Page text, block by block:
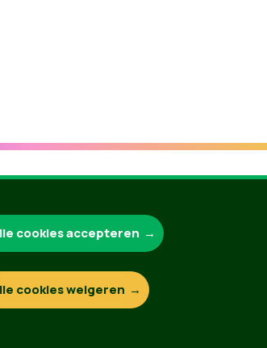
Groen.be
cookies accepteren
cookies weigeren